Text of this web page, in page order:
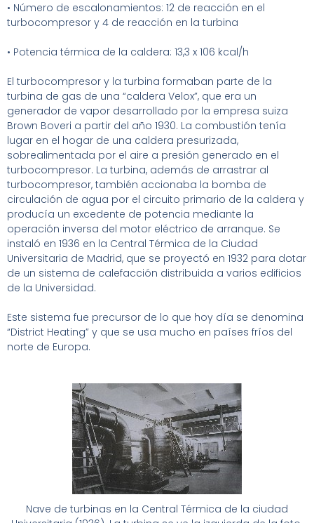
• Número de escalonamientos: 12 de reacción en el
turbocompresor y 4 de reacción en la turbina
• Potencia térmica de la caldera: 13,3 x 106 kcal/h
El turbocompresor y la turbina formaban parte de la
turbina de gas de una “caldera Velox”, que era un
generador de vapor desarrollado por la empresa suiza
Brown Boveri a partir del año 1930. La combustión tenía
lugar en el hogar de una caldera presurizada,
sobrealimentada por el aire a presión generado en el
turbocompresor. La turbina, además de arrastrar al
turbocompresor, también accionaba la bomba de
circulación de agua por el circuito primario de la caldera y
producía un excedente de potencia mediante la
operación inversa del motor eléctrico de arranque. Se
instaló en 1936 en la Central Térmica de la Ciudad
Universitaria de Madrid, que se proyectó en 1932 para dotar
de un sistema de calefacción distribuida a varios edificios
de la Universidad.
Este sistema fue precursor de lo que hoy día se denomina
“District Heating” y que se usa mucho en países fríos del
norte de Europa.
Nave de turbinas en la Central Térmica de la ciudad